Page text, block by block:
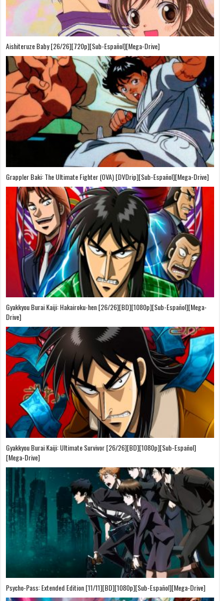
Aishiteruze Baby [26/26][720p][Sub-Español][Mega-Drive]
Grappler Baki: The Ultimate Fighter (OVA) [DVDrip][Sub-Español][Mega-Drive]
Gyakkyou Burai Kaiji: Hakairoku-hen [26/26][BD][1080p][Sub-Español][Mega-
Drive]
Gyakkyou Burai Kaiji: Ultimate Survivor [26/26][BD][1080p][Sub-Español]
[Mega-Drive]
Psycho-Pass: Extended Edition [11/11][BD][1080p][Sub-Español][Mega-Drive]